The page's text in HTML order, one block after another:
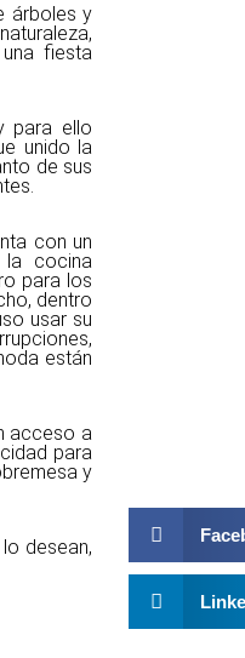
árboles y
fiesta
para ello
unido la
de sus
con un
la cocina
para los
dentro
usar su
están
acceso a
para
y
desean,